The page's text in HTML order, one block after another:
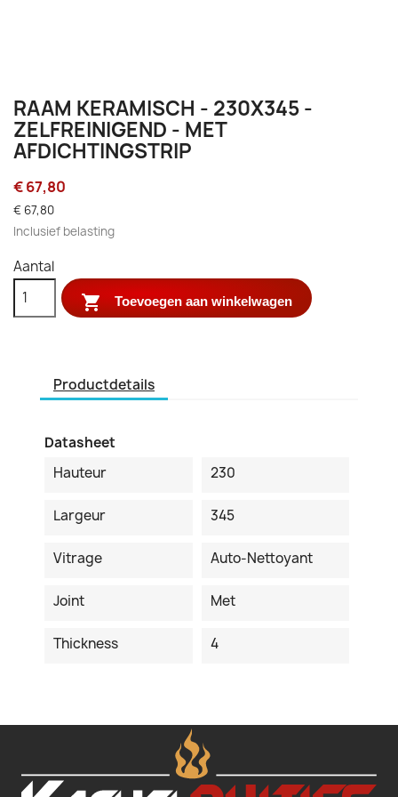
RAAM KERAMISCH - 230X345 -
ZELFREINIGEND - MET
AFDICHTINGSTRIP
€ 67,80
€ 67,80
Inclusief belasting
Aantal
 Toevoegen aan winkelwagen
Productdetails
Datasheet
Hauteur
230
Largeur 345
Vitrage Auto-Nettoyant
Joint Met
Thickness 4